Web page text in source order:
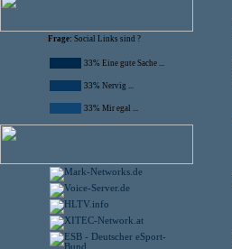
Frage: Social Links sind ?
33% Eine gute Sache ...
33% Nervig ...
33% Mir egal ...